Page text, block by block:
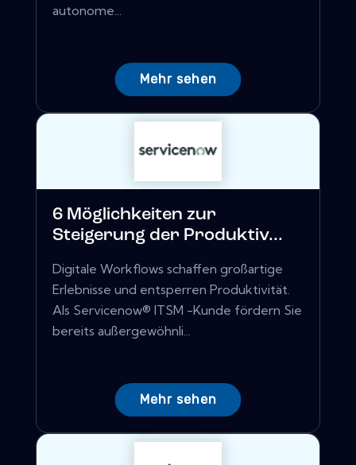
autonome...
Mehr sehen
6 Möglichkeiten zur
Steigerung der Produktiv...
Digitale Workflows schaffen großartige
Erlebnisse und entsperren Produktivität.
Als Servicenow® ITSM -Kunde fördern Sie
bereits außergewöhnli...
Mehr sehen